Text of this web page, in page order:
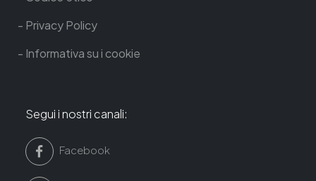
Privacy Policy
Informativa su i cookie
Segui i nostri canali:
Facebook